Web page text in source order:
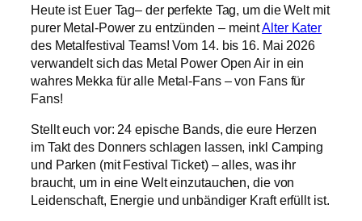
Heute ist Euer Tag– der perfekte Tag, um die Welt mit
purer Metal-Power zu entzünden – meintAlter Kater
des Metalfestival Teams! Vom 14. bis 16. Mai 2026
verwandelt sich das Metal Power Open Air in ein
wahres Mekka für alle Metal-Fans – von Fans für
Fans!
Stellt euch vor: 24 epische Bands, die eure Herzen
im Takt des Donners schlagen lassen, inkl Camping
und Parken (mit Festival Ticket) – alles, was ihr
braucht, um in eine Welt einzutauchen, die von
Leidenschaft, Energie und unbändiger Kraft erfüllt ist.